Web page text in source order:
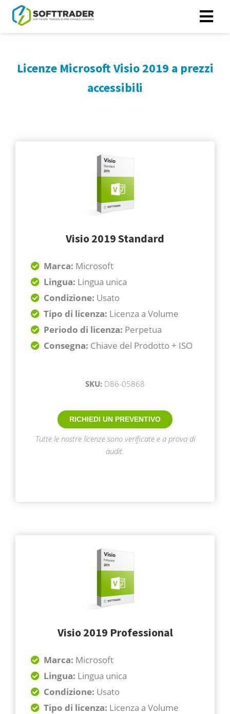
Licenze Microsoft Visio 2019 a prezzi
accessibili
Visio 2019 Standard
Marca: Microsoft
Lingua: Lingua unica
Condizione: Usato
Tipo di licenza: Licenza a Volume
Periodo di licenza: Perpetua
Consegna: Chiave del Prodotto + ISO
SKU: D86-05868
RICHIEDI UN PREVENTIVO
Tutte le nostre licenze sono verificate e a prova di
audit.
Visio 2019 Professional
Marca: Microsoft
Lingua: Lingua unica
Condizione: Usato
Tipo di licenza: Licenza a Volume